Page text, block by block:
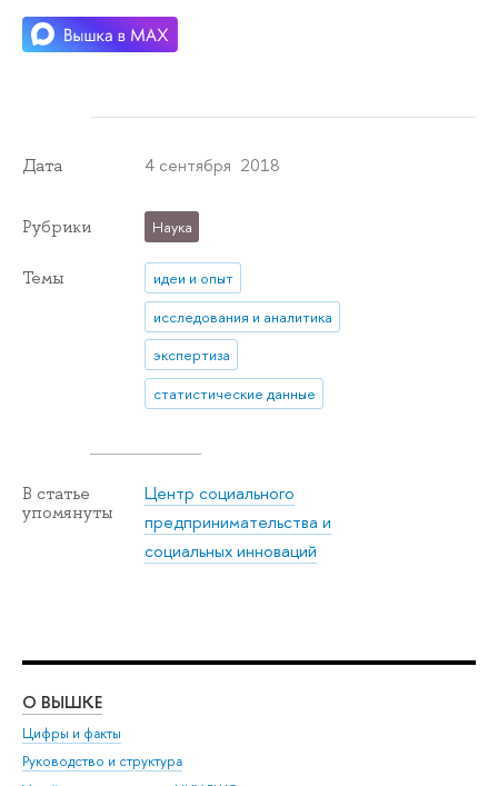
Дата 4 сентября 2018
Рубрики Наука
Темы
идеи и опыт
исследования и аналитика
экспертиза
статистические данные
В статье
упомянуты
Центр социального
предпринимательства и
социальных инноваций
О ВЫШКЕ
Цифры и факты
Руководство и структура